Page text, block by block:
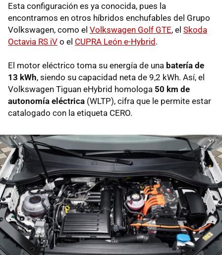
Esta configuración es ya conocida, pues la
encontramos en otros híbridos enchufables del Grupo
Volkswagen, como el Volkswagen Golf GTE, el Skoda
Octavia RS iV o el CUPRA León e-Hybrid .
El motor eléctrico toma su energía de una batería de
13 kWh, siendo su capacidad neta de 9,2 kWh. Así, el
Volkswagen Tiguan eHybrid homologa 50 km de
autonomía eléctrica (WLTP), cifra que le permite estar
catalogado con la etiqueta CERO.